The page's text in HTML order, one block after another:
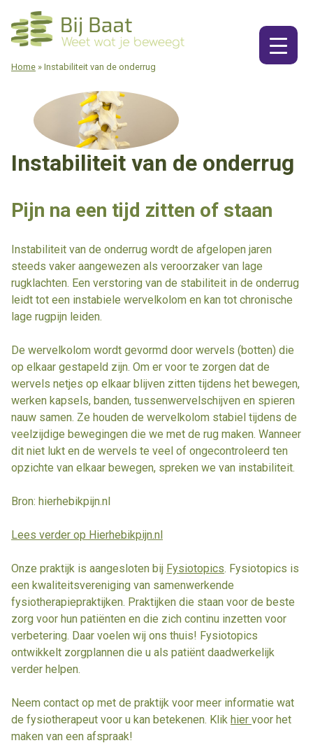
naar
de
Home » Instabiliteit van de onderrug
Instabiliteit van de onderrug
Pijn na een tijd zitten of staan
Instabiliteit van de onderrug wordt de afgelopen jaren
steeds vaker aangewezen als veroorzaker van lage
rugklachten. Een verstoring van de stabiliteit in de onderrug
leidt tot een instabiele wervelkolom en kan tot chronische
lage rugpijn leiden.
De wervelkolom wordt gevormd door wervels (botten) die
op elkaar gestapeld zijn. Om er voor te zorgen dat de
wervels netjes op elkaar blijven zitten tijdens het bewegen,
werken kapsels, banden, tussenwervelschijven en spieren
nauw samen. Ze houden de wervelkolom stabiel tijdens de
veelzijdige bewegingen die we met de rug maken. Wanneer
dit niet lukt en de wervels te veel of ongecontroleerd ten
opzichte van elkaar bewegen, spreken we van instabiliteit.
Bron: hierhebikpijn.nl
Lees verder op Hierhebikpijn.nl
Onze praktijk is aangesloten bij Fysiotopics. Fysiotopics is
een kwaliteitsvereniging van samenwerkende
fysiotherapiepraktijken. Praktijken die staan voor de beste
zorg voor hun patiënten en die zich continu inzetten voor
verbetering. Daar voelen wij ons thuis! Fysiotopics
ontwikkelt zorgplannen die u als patiënt daadwerkelijk
verder helpen.
Neem contact op met de praktijk voor meer informatie wat
de fysiotherapeut voor u kan betekenen. Klik hier voor het
maken van een afspraak!